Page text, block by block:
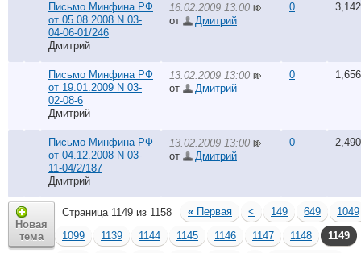
Письмо Минфина РФ
от 05.08.2008 N 03-
04-06-01/246
Дмитрий
16.02.2009 13:00
от
Дмитрий
0 3,142
Письмо Минфина РФ
от 19.01.2009 N 03-
02-08-6
Дмитрий
13.02.2009 13:00
от
Дмитрий
0 1,656
Письмо Минфина РФ
от 04.12.2008 N 03-
11-04/2/187
Дмитрий
13.02.2009 13:00
от
Дмитрий
0 2,490
Новая
тема
Страница 1149 из 1158 « Первая < 149 649
1049
1099
1139 1144 1145 1146 1147 1148
1149